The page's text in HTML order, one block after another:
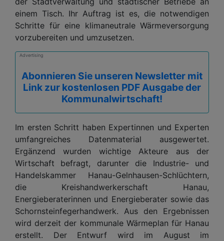
einem Tisch. Ihr Auftrag ist es, die notwendigen
Schritte für eine klimaneutrale Wärmeversorgung
vorzubereiten und umzusetzen.
Advertising
Abonnieren Sie unseren Newsletter mit
Link zur kostenlosen PDF Ausgabe der
Kommunalwirtschaft!
Im ersten Schritt haben Expertinnen und Experten
umfangreiches Datenmaterial ausgewertet.
Ergänzend wurden wichtige Akteure aus der
Wirtschaft befragt, darunter die Industrie- und
Handelskammer Hanau-Gelnhausen-Schlüchtern,
die Kreishandwerkerschaft Hanau,
Energieberaterinnen und Energieberater sowie das
Schornsteinfegerhandwerk. Aus den Ergebnissen
wird derzeit der kommunale Wärmeplan für Hanau
erstellt. Der Entwurf wird im August im